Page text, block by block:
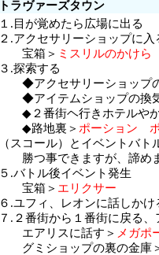
トラヴァーズタウン
１.目が覚めたら広場に出る
２.アクセサリーショップに入
宝箱＞ ミスリルのかけら
３.探索する
◆アクセサリーショップ
◆アイテムショップの換
◆２番街ヘ行きホテルやか
◆路地裏＞ ポーション
（スコール）とイベントバト
勝つ事できますが、諦め
５.バトル後イベント発生
宝箱＞ エリクサー
６.ユフィ、レオンに話しかけ
７.２番街から１番街に戻る
エアリスに話す＞ メガポ
グミショップの裏の金庫